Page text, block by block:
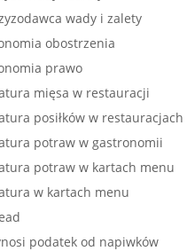
wady i zalety
obostrzenia
prawo
mięsa w restauracji
posiłków w restauracjach
potraw w gastronomii
potraw w kartach menu
w kartach menu
podatek od napiwków